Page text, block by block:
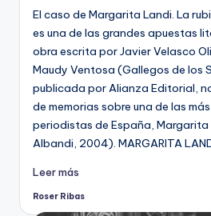
El caso de Margarita Landi. La
es una de las grandes apuestas
obra escrita por Javier Velasco
Maudy Ventosa (Gallegos de los
publicada por Alianza Editorial,
de memorias sobre una de las
periodistas de España, Margarita
Albandi, 2004). MARGARITA
Leer más
Publicado
por
Roser Ribas